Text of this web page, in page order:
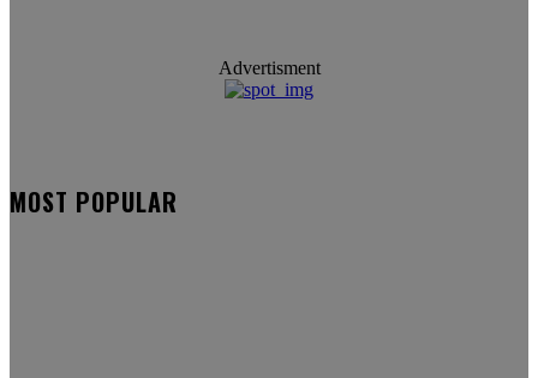
Advertisment
MOST POPULAR